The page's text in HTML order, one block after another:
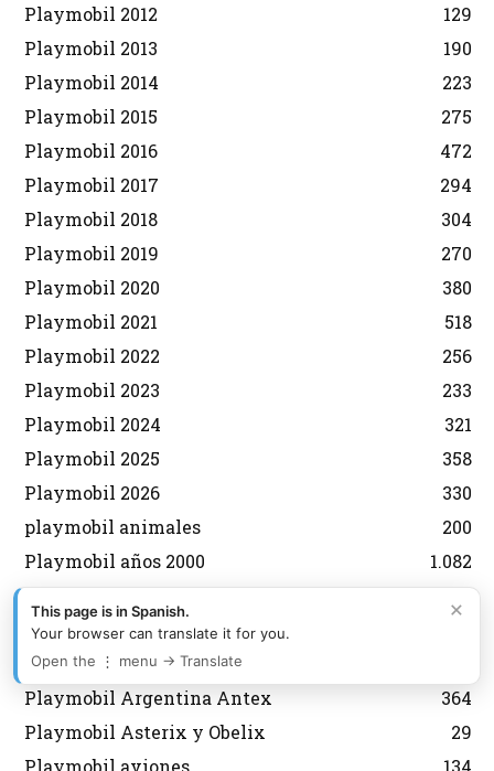
Playmobil 2012
129
Playmobil 2013
190
Playmobil 2014
223
Playmobil 2015
275
Playmobil 2016
472
Playmobil 2017
294
Playmobil 2018
304
Playmobil 2019
270
Playmobil 2020
380
Playmobil 2021
518
Playmobil 2022
256
Playmobil 2023
233
Playmobil 2024
321
Playmobil 2025
358
Playmobil 2026
330
playmobil animales
200
Playmobil años 2000
1.082
playmobil años 70
574
playmobil años 80
playmobil años 90
Playmobil Argentina Antex
364
Playmobil Asterix y Obelix
29
Playmobil aviones
134
×
This page is in Spanish.
Your browser can translate it for you.
Open the ⋮ menu → Translate